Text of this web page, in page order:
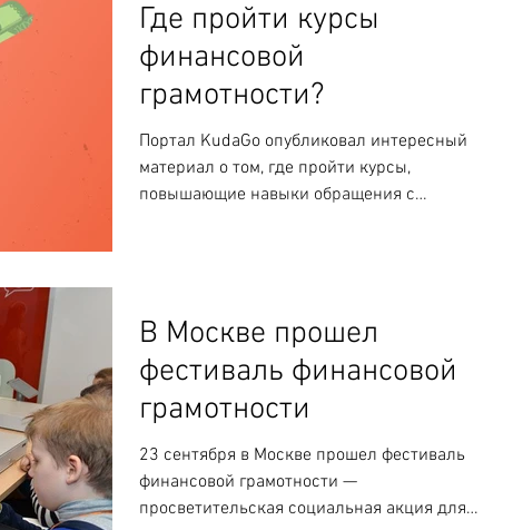
Где пройти курсы
финансовой
грамотности?
Портал KudaGo опубликовал интересный
материал о том, где пройти курсы,
повышающие навыки обращения с
В Москве прошел
фестиваль финансовой
грамотности
23 сентября в Москве прошел фестиваль
финансовой грамотности —
просветительская социальная акция для